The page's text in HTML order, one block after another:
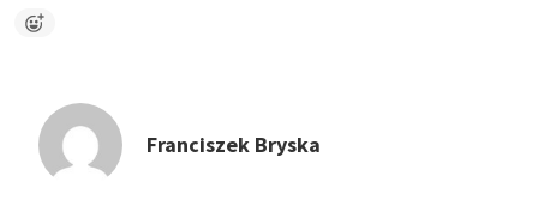
Franciszek Bryska